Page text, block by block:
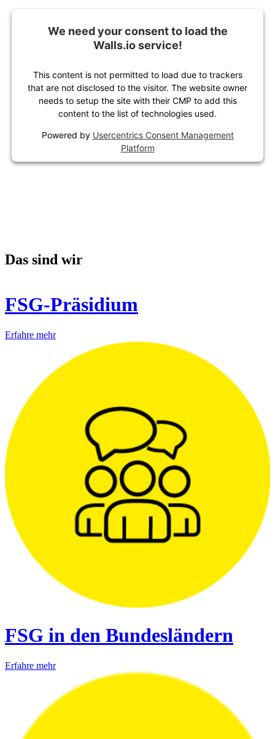
We need your consent to load the
Walls.io service!
This content is not permitted to load due to trackers
that are not disclosed to the visitor. The website owner
needs to setup the site with their CMP to add this
content to the list of technologies used.
Powered by Usercentrics Consent Management
Platform
Das sind wir
FSG-Präsidium
Erfahre mehr
FSG in den Bundesländern
Erfahre mehr